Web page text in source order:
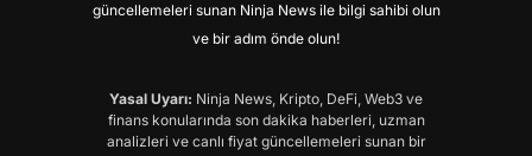
güncellemeleri sunan Ninja News ile bilgi sahibi olun
ve bir adım önde olun!
Yasal Uyarı: Ninja News, Kripto, DeFi, Web3 ve
finans konularında son dakika haberleri, uzman
analizleri ve canlı fiyat güncellemeleri sunan bir